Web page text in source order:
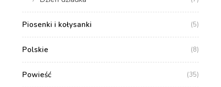
Piosenki i kołysanki (5)
Polskie (8)
Powieść (35)